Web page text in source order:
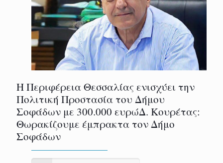
Η Περιφέρεια Θεσσαλίας ενισχύει την
Πολιτική Προστασία του Δήμου
Σοφάδων με 300.000 ευρώΔ. Κουρέτας:
Θωρακίζουμε έμπρακτα τον Δήμο
Σοφάδων